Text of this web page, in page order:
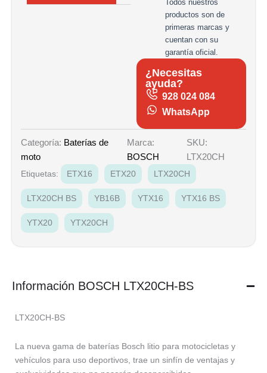
Todos nuestros
productos son de
primeras marcas y
cuentan con su
garantía oficial.
¿Necesitas
ayuda?
928 024 084
WhatsApp
Categoría: Baterías de
moto
Marca:
BOSCH
SKU:
LTX20CH
Etiquetas: ETX16 ETX20 LTX20CH
LTX20CH BS YB16B YTX16 YTX16 BS
YTX20 YTX20CH
Información BOSCH LTX20CH-BS
LTX20CH-BS
La nueva gama de baterías Bosch litio para motocicletas y
vehículos para uso deportivos, trae un sinfín de ventajas y